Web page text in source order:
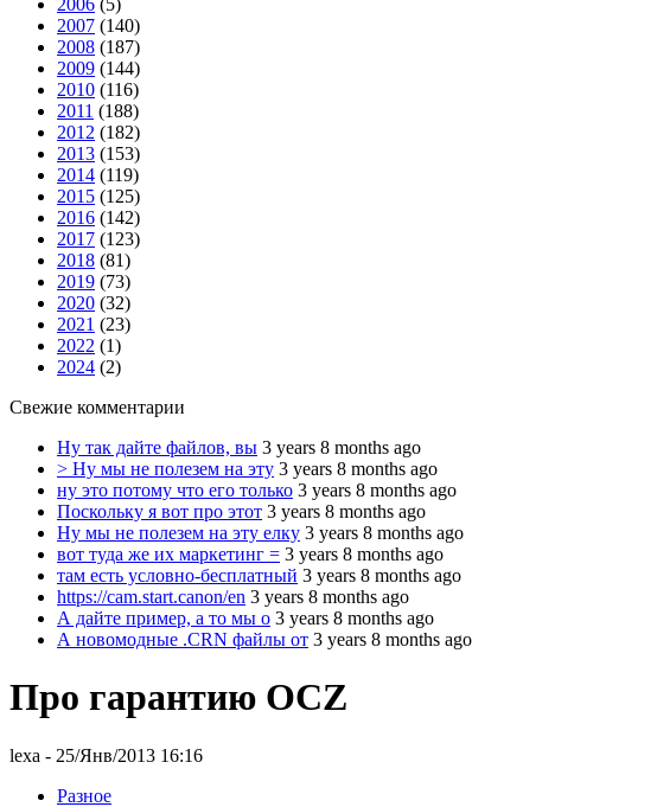
2006 (5)
2007 (140)
2008 (187)
2009 (144)
2010 (116)
2011 (188)
2012 (182)
2013 (153)
2014 (119)
2015 (125)
2016 (142)
2017 (123)
2018 (81)
2019 (73)
2020 (32)
2021 (23)
2022 (1)
2024 (2)
Свежие комментарии
Ну так дайте файлов, вы 3 years 8 months ago
> Ну мы не полезем на эту 3 years 8 months ago
ну это потому что его только 3 years 8 months ago
Поскольку я вот про этот 3 years 8 months ago
Ну мы не полезем на эту елку 3 years 8 months ago
вот туда же их маркетинг = 3 years 8 months ago
там есть условно-бесплатный 3 years 8 months ago
https://cam.start.canon/en 3 years 8 months ago
А дайте пример, а то мы о 3 years 8 months ago
А новомодные .CRN файлы от 3 years 8 months ago
Про гарантию OCZ
lexa - 25/Янв/2013 16:16
Разное